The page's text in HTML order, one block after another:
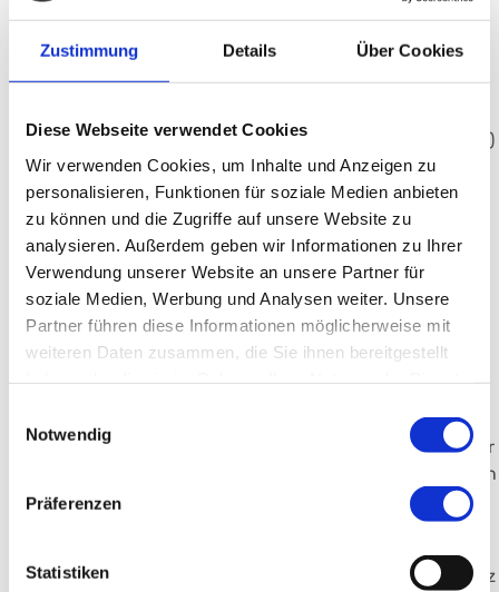
Zustimmung Details Über Cookies
Diese Webseite verwendet Cookies
Wir verwenden Cookies, um Inhalte und Anzeigen zu
personalisieren, Funktionen für soziale Medien anbieten
zu können und die Zugriffe auf unsere Website zu
analysieren. Außerdem geben wir Informationen zu Ihrer
Verwendung unserer Website an unsere Partner für
soziale Medien, Werbung und Analysen weiter. Unsere
Partner führen diese Informationen möglicherweise mit
weiteren Daten zusammen, die Sie ihnen bereitgestellt
Notwendig
Präferenzen
Statistiken
Wiedereröffnen von Gefäßverschlüssen (Ballon-
Angioplastie, Drug Eluting Ballon, Stent-
Therapie, Thrombektomie, Atherektomie)
Entfernen von Blutgerinnseln (Lyse, Absaugung)
Wiedereröffnen von verschlossenen oder
eingeengten Dialyseshunts (Shunt-
Rekanalisation)
Gefäßverschluss (Embolisation) mit
unterschiedlichen Materialien (Metallspiralen,
Flüssigkeit, Gefäßkleber, Kunststoffpartikel) zur
Behandlung von krankhaften Erweiterungen der
Hauptschlagader (Aorten-Stent, TEVAR, EVAR) in
enger Kooperation mit den Kollegen der
Temporärer Einsatz von Venenfiltern zum Schutz